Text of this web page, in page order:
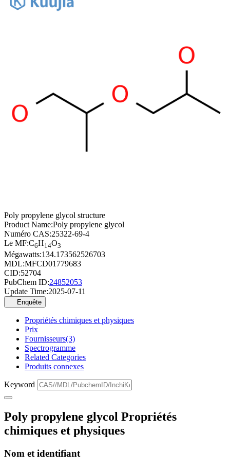
Poly propylene glycol structure
Product Name:Poly propylene glycol
Numéro CAS:25322-69-4
Le MF:C6H14O3
Mégawatts:134.173562526703
MDL:MFCD01779683
CID:52704
PubChem ID:24852053
Update Time:2025-07-11
Enquête
Propriétés chimiques et physiques
Prix
Fournisseurs(3)
Spectrogramme
Related Categories
Produits connexes
Keyword
Poly propylene glycol Propriétés
chimiques et physiques
Nom et identifiant